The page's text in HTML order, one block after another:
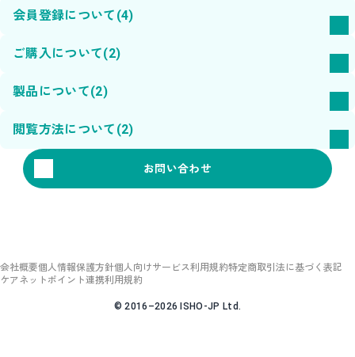
会員登録について (4)
ご購入について(2)
製品について(2)
閲覧方法について (2)
お問い合わせ
会社概要個人情報保護方針個人向けサービス利用規約特定商取引法に基づく表記
ケアネットポイント連携利用規約
© 2016–2026 ISHO-JP Ltd.